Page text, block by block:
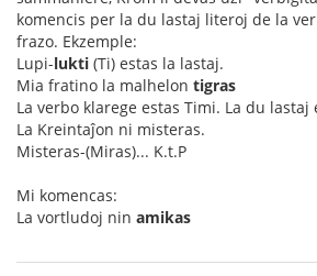
komencis per la du lastaj literoj de la
frazo. Ekzemple:
Lupi-lukti (Ti) estas la lastaj.
Mia fratino la malhelon tigras
La verbo klarege estas Timi. La du lastaj
La Kreintaĵon ni misteras.
Misteras-(Miras)... K.t.P
Mi komencas:
La vortludoj nin amikas